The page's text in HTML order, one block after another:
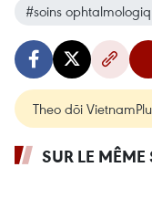
#soins
Theo dõi
SUR LE MÊME